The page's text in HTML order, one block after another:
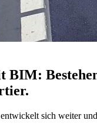
BIM:
sich weiter